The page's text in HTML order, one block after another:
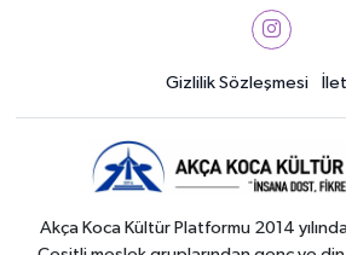
Gizlilik Sözleşmesi
Akça Koca Kültür Platformu 2014